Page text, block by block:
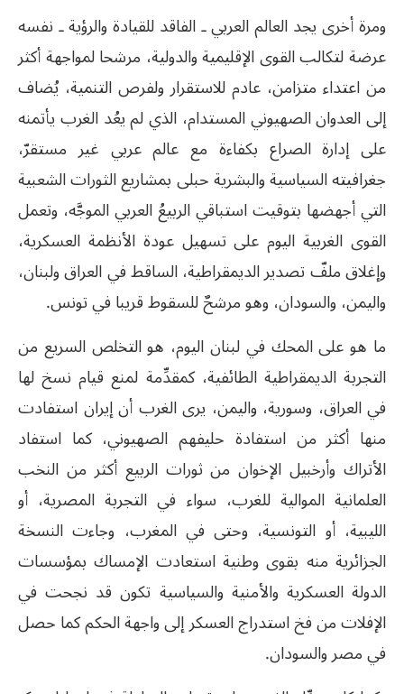
ومرة أخرى يجد العالم العربي ـ الفاقد للقيادة والرؤية ـ نفسه
عرضة لتكالب القوى الإقليمية والدولية، مرشحا لمواجهة أكثر
من اعتداء متزامن، عادم للاستقرار ولفرص التنمية، يُضاف
إلى العدوان الصهيوني المستدام، الذي لم يعُد الغرب يأتمنه
على إدارة الصراع بكفاءة مع عالم عربي غير مستقرّ،
جغرافيته السياسية والبشرية حبلى بمشاريع الثورات الشعبية
التي أجهضها بتوقيت استباقي الربيعُ العربي الموجَّه، وتعمل
القوى الغربية اليوم على تسهيل عودة الأنظمة العسكرية،
وإغلاق ملفّ تصدير الديمقراطية، الساقط في العراق ولبنان،
واليمن، والسودان، وهو مرشحٌ للسقوط قريبا في تونس.
ما هو على المحك في لبنان اليوم، هو التخلص السريع من
التجربة الديمقراطية الطائفية، كمقدِّمة لمنع قيام نسخ لها
في العراق، وسورية، واليمن، يرى الغرب أن إيران استفادت
منها أكثر من استفادة حليفهم الصهيوني، كما استفاد
الأتراك وأرخبيل الإخوان من ثورات الربيع أكثر من النخب
العلمانية الموالية للغرب، سواء في التجربة المصرية، أو
الليبية، أو التونسية، وحتى في المغرب، وجاءت النسخة
الجزائرية منه بقوى وطنية استعادت الإمساك بمؤسسات
الدولة العسكرية والأمنية والسياسية تكون قد نجحت في
الإفلات من فخ استدراج العسكر إلى واجهة الحكم كما حصل
في مصر والسودان.